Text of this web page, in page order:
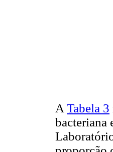
A Tabela 3
bacteriana